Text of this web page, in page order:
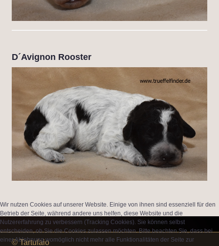
D´Avignon Rooster
© Tartufaio
Wir nutzen Cookies auf unserer Website. Einige von ihnen sind essenziell für den
Betrieb der Seite, während andere uns helfen, diese Website und die
Nutzererfahrung zu verbessern (Tracking Cookies). Sie können selbst
entscheiden, ob Sie die Cookies zulassen möchten. Bitte beachten Sie, dass bei
einer Ablehnung womöglich nicht mehr alle Funktionalitäten der Seite zur